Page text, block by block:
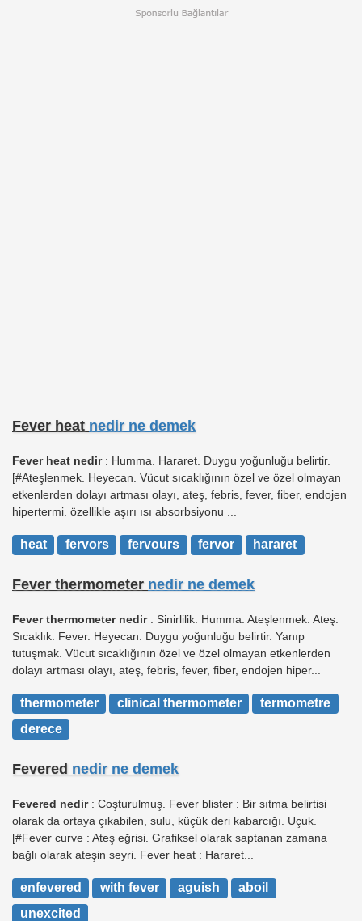
Fever heat nedir ne demek
Fever heat nedir: Humma. Hararet. Duygu yoğunluğu belirtir.
[#Ateşlenmek. Heyecan. Vücut sıcaklığının özel ve özel olmayan
etkenlerden dolayı artması olayı, ateş, febris, fever, fiber, endojen
hipertermi. özellikle aşırı ısı absorbsiyonu ...
heat fervors fervours fervor hararet
Fever thermometer nedir ne demek
Fever thermometer nedir: Sinirlilik. Humma. Ateşlenmek. Ateş.
Sıcaklık. Fever. Heyecan. Duygu yoğunluğu belirtir. Yanıp
tutuşmak. Vücut sıcaklığının özel ve özel olmayan etkenlerden
dolayı artması olayı, ateş, febris, fever, fiber, endojen hiper...
thermometer clinical thermometer
termometre
derece
Fevered nedir ne demek
Fevered nedir: Coşturulmuş. Fever blister : Bir sıtma belirtisi
olarak da ortaya çıkabilen, sulu, küçük deri kabarcığı. Uçuk.
[#Fever curve : Ateş eğrisi. Grafiksel olarak saptanan zamana
bağlı olarak ateşin seyri. Fever heat : Hararet...
enfevered with fever aguish
aboil
unexcited